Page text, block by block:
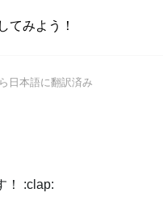
質問
てみよう！
日本語に翻訳済み
！ :clap: